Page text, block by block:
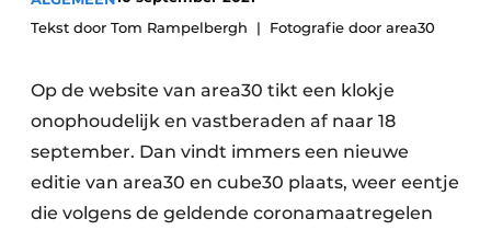
Privacy / Cookie statement
Video’s
Tekst door Tom Rampelbergh
Fotografie door area30
Op de website van area30 tikt een klokje
onophoudelijk en vastberaden af naar 18
september. Dan vindt immers een nieuwe
editie van area30 en cube30 plaats, weer eentje
die volgens de geldende coronamaatregelen